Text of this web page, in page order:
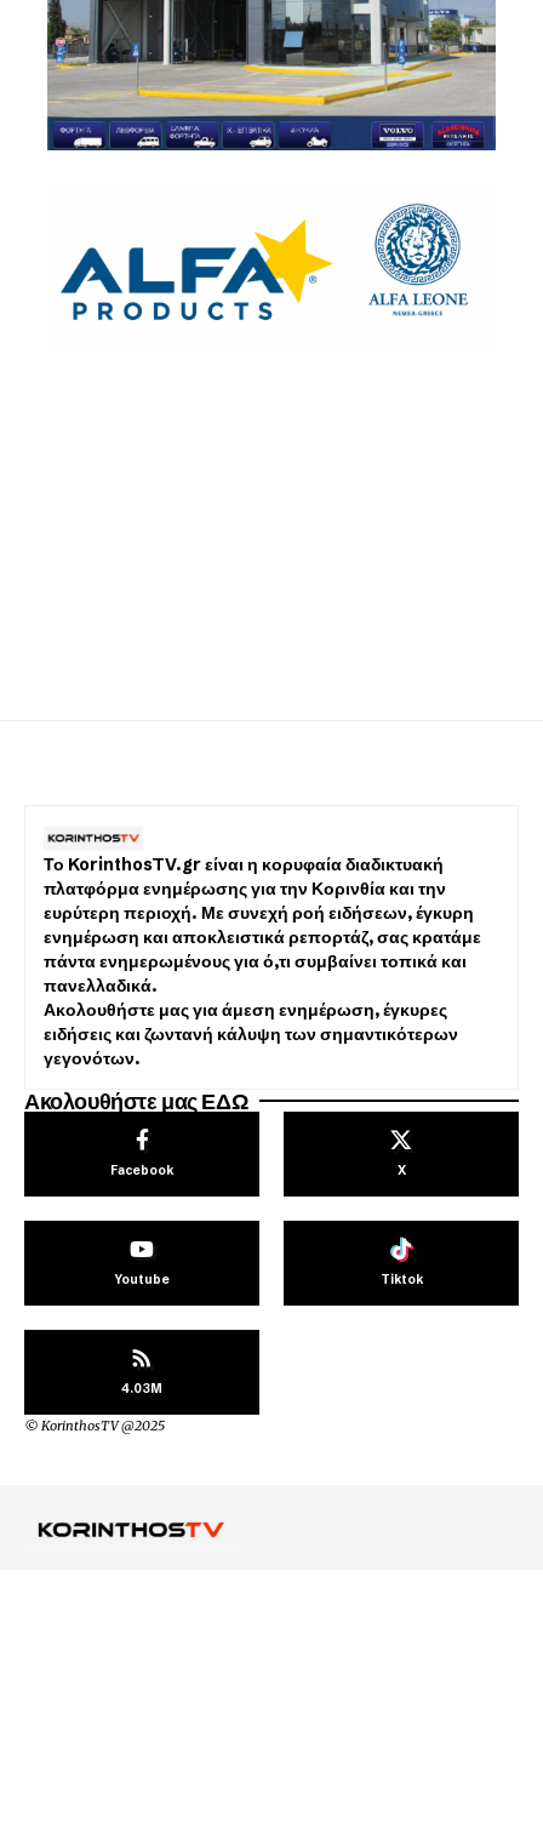
Το KorinthosTV.gr είναι η κορυφαία διαδικτυακή
πλατφόρμα ενημέρωσης για την Κορινθία και την
ευρύτερη περιοχή. Με συνεχή ροή ειδήσεων, έγκυρη
ενημέρωση και αποκλειστικά ρεπορτάζ, σας κρατάμε
πάντα ενημερωμένους για ό,τι συμβαίνει τοπικά και
πανελλαδικά.
Ακολουθήστε μας για άμεση ενημέρωση, έγκυρες
ειδήσεις και ζωντανή κάλυψη των σημαντικότερων
γεγονότων.
Ακολουθήστε μας ΕΔΩ
Facebook X
Youtube Tiktok
4.03M
© KorinthosTV @2025